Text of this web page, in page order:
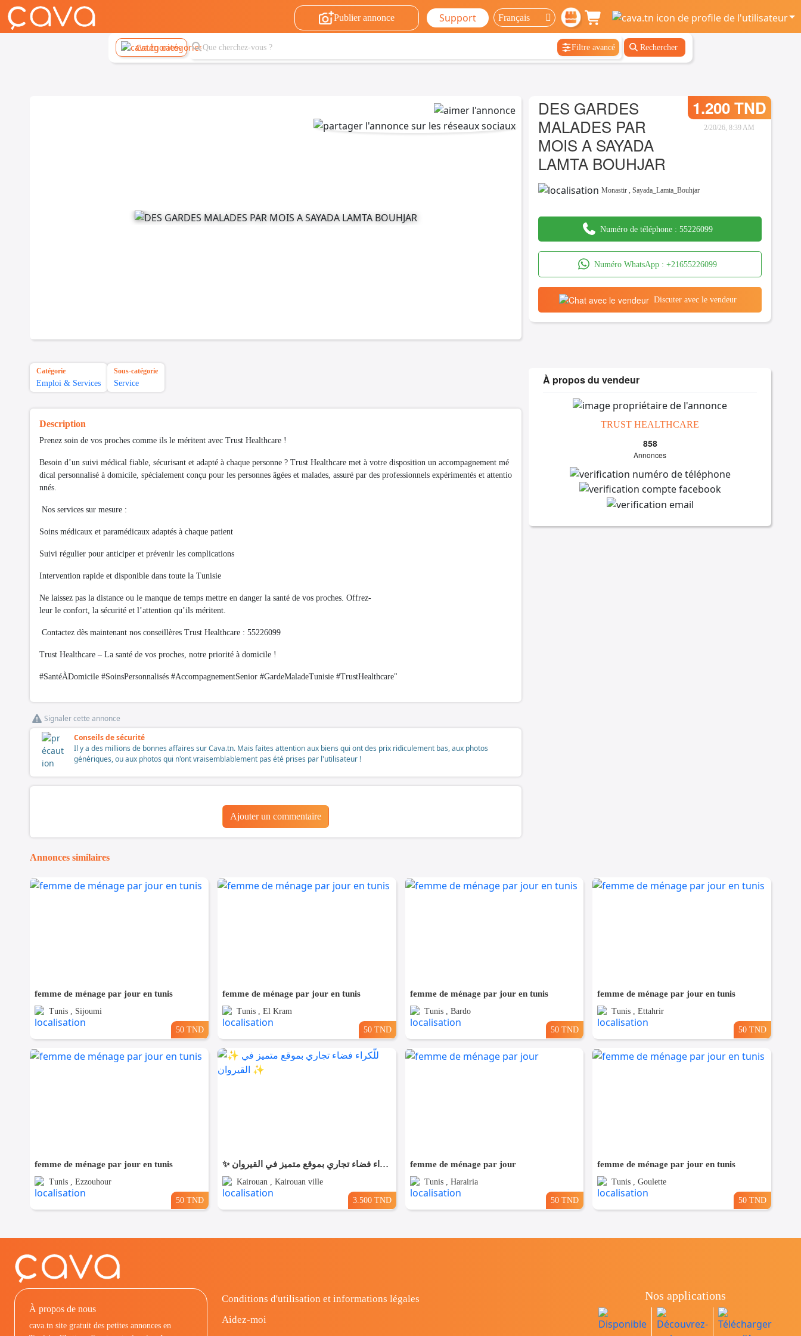
Publier annonce Support
Catégories Filtre avancé Rechercher
DES GARDES
MALADES PAR
MOIS A SAYADA
LAMTA BOUHJAR
1.200 TND
2/20/26, 8:39 AM
Monastir ,Sayada_Lamta_Bouhjar
Numéro de téléphone : 55226099
Numéro WhatsApp : +21655226099
Discuter avec le vendeur
Catégorie
Emploi & Services
Sous-catégorie
Service
Description
Prenez soin de vos proches comme ils le méritent avec Trust Healthcare !
Besoin d’un suivi médical fiable, sécurisant et adapté à chaque personne ? Trust Healthcare met à votre disposition un accompagnement mé
dical personnalisé à domicile, spécialement conçu pour les personnes âgées et malades, assuré par des professionnels expérimentés et attentio
nnés.
Nos services sur mesure :
Soins médicaux et paramédicaux adaptés à chaque patient
Suivi régulier pour anticiper et prévenir les complications
Intervention rapide et disponible dans toute la Tunisie
Ne laissez pas la distance ou le manque de temps mettre en danger la santé de vos proches. Offrez-
leur le confort, la sécurité et l’attention qu’ils méritent.
Contactez dès maintenant nos conseillères Trust Healthcare : 55226099
Trust Healthcare – La santé de vos proches, notre priorité à domicile !
#SantéÀDomicile #SoinsPersonnalisés #AccompagnementSenior #GardeMaladeTunisie #TrustHealthcare"
Signaler cette annonce
Conseils de sécurité
Il y a des millions de bonnes affaires sur Cava.tn. Mais faites attention aux biens qui ont des prix ridiculement bas, aux photos
génériques, ou aux photos qui n'ont vraisemblablement pas été prises par l'utilisateur !
Ajouter un commentaire
À propos du vendeur
TRUST HEALTHCARE
858
Annonces
Annonces similaires
femme de ménage par jour en tunis
Tunis , Sijoumi
50 TND
femme de ménage par jour en tunis
Tunis , El Kram
50 TND
femme de ménage par jour en tunis
Tunis , Bardo
50 TND
femme de ménage par jour en tunis
Tunis , Ettahrir
50 TND
femme de ménage par jour en tunis
Tunis , Ezzouhour
50 TND
✨ للّكراء فضاء تجاري بموقع متميز في القيروان ✨
Kairouan , Kairouan ville
3.500 TND
femme de ménage par jour
Tunis , Harairia
50 TND
femme de ménage par jour en tunis
Tunis , Goulette
50 TND
À propos de nous
cava.tn site gratuit des petites annonces en
Conditions d'utilisation et informations légales
Aidez-moi
Nos applications